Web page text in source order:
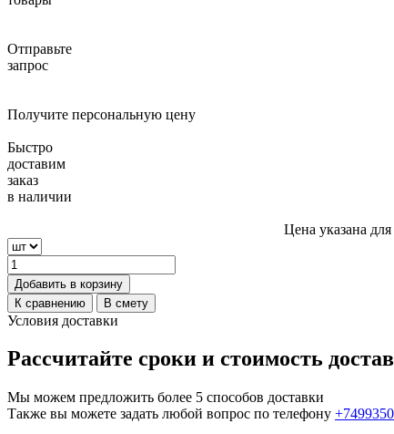
Отправьте
запрос
Получите персональную цену
Быстро
доставим
заказ
в наличии
Цена указана
Добавить в корзину
К сравнению
В смету
Условия доставки
Рассчитайте сроки и стоимость
Мы можем предложить более 5 способов доставки
Также вы можете задать любой вопрос по телефону